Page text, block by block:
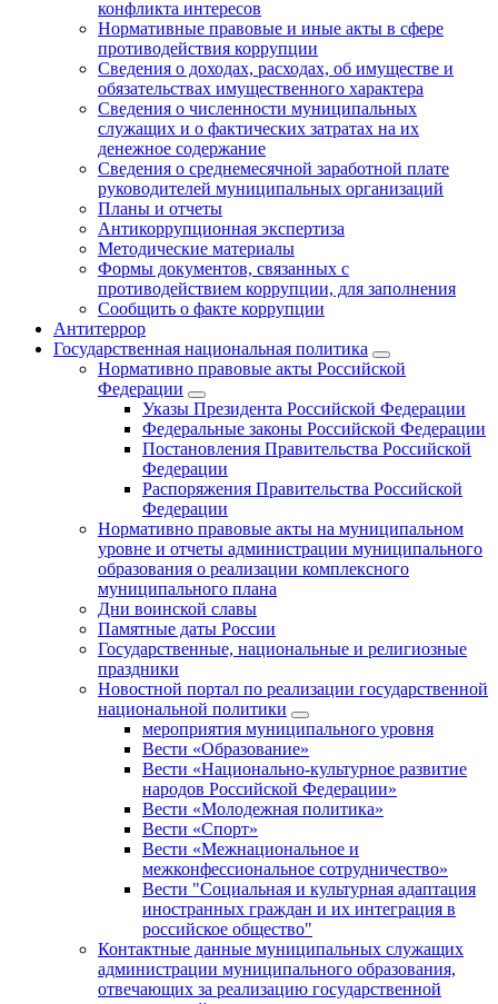
конфликта интересов
Нормативные правовые и иные акты в сфере
противодействия коррупции
Сведения о доходах, расходах, об имуществе и
обязательствах имущественного характера
Сведения о численности муниципальных
служащих и о фактических затратах на их
денежное содержание
Сведения о среднемесячной заработной плате
руководителей муниципальных организаций
Планы и отчеты
Антикоррупционная экспертиза
Методические материалы
Формы документов, связанных с
противодействием коррупции, для заполнения
Сообщить о факте коррупции
Антитеррор
Государственная национальная политика
Нормативно правовые акты Российской
Федерации
Указы Президента Российской Федерации
Федеральные законы Российской Федерации
Постановления Правительства Российской
Федерации
Распоряжения Правительства Российской
Федерации
Нормативно правовые акты на муниципальном
уровне и отчеты администрации муниципального
образования о реализации комплексного
муниципального плана
Дни воинской славы
Памятные даты России
Государственные, национальные и религиозные
праздники
Новостной портал по реализации государственной
национальной политики
мероприятия муниципального уровня
Вести «Образование»
Вести «Национально-культурное развитие
народов Российской Федерации»
Вести «Молодежная политика»
Вести «Спорт»
Вести «Межнациональное и
межконфессиональное сотрудничество»
Вести "Социальная и культурная адаптация
иностранных граждан и их интеграция в
российское общество"
Контактные данные муниципальных служащих
администрации муниципального образования,
отвечающих за реализацию государственной